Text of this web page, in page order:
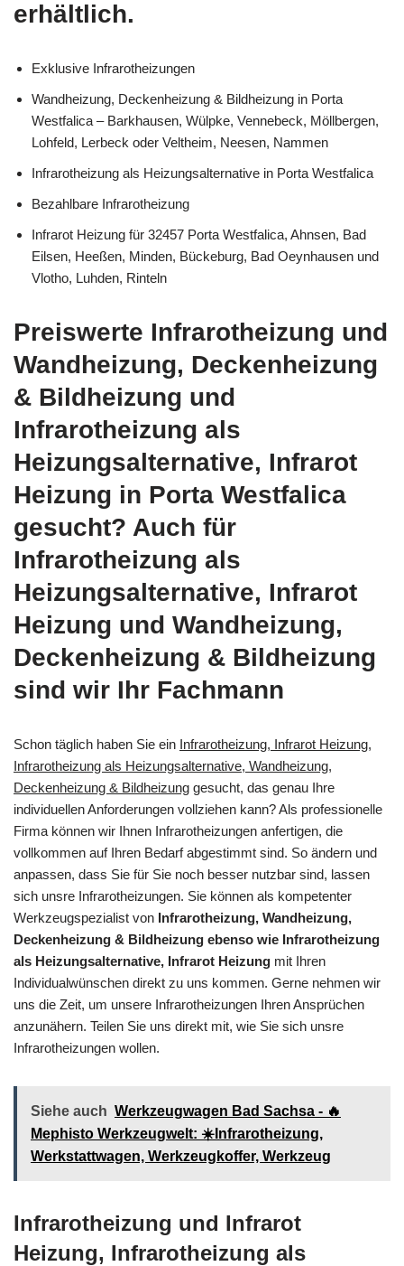
erhältlich.
Exklusive Infrarotheizungen
Wandheizung, Deckenheizung & Bildheizung in Porta
Westfalica – Barkhausen, Wülpke, Vennebeck, Möllbergen,
Lohfeld, Lerbeck oder Veltheim, Neesen, Nammen
Infrarotheizung als Heizungsalternative in Porta Westfalica
Bezahlbare Infrarotheizung
Infrarot Heizung für 32457 Porta Westfalica, Ahnsen, Bad
Eilsen, Heeßen, Minden, Bückeburg, Bad Oeynhausen und
Vlotho, Luhden, Rinteln
Preiswerte Infrarotheizung und
Wandheizung, Deckenheizung
& Bildheizung und
Infrarotheizung als
Heizungsalternative, Infrarot
Heizung in Porta Westfalica
gesucht? Auch für
Infrarotheizung als
Heizungsalternative, Infrarot
Heizung und Wandheizung,
Deckenheizung & Bildheizung
sind wir Ihr Fachmann
Schon täglich haben Sie ein Infrarotheizung, Infrarot Heizung,
Infrarotheizung als Heizungsalternative, Wandheizung,
Deckenheizung & Bildheizung gesucht, das genau Ihre
individuellen Anforderungen vollziehen kann? Als professionelle
Firma können wir Ihnen Infrarotheizungen anfertigen, die
vollkommen auf Ihren Bedarf abgestimmt sind. So ändern und
anpassen, dass Sie für Sie noch besser nutzbar sind, lassen
sich unsre Infrarotheizungen. Sie können als kompetenter
Werkzeugspezialist von Infrarotheizung, Wandheizung,
Deckenheizung & Bildheizung ebenso wie Infrarotheizung
als Heizungsalternative, Infrarot Heizung mit Ihren
Individualwünschen direkt zu uns kommen. Gerne nehmen wir
uns die Zeit, um unsere Infrarotheizungen Ihren Ansprüchen
anzunähern. Teilen Sie uns direkt mit, wie Sie sich unsre
Infrarotheizungen wollen.
Siehe auch Werkzeugwagen Bad Sachsa - 🔥
Mephisto Werkzeugwelt: ☀️Infrarotheizung,
Werkstattwagen, Werkzeugkoffer, Werkzeug
Infrarotheizung und Infrarot
Heizung, Infrarotheizung als